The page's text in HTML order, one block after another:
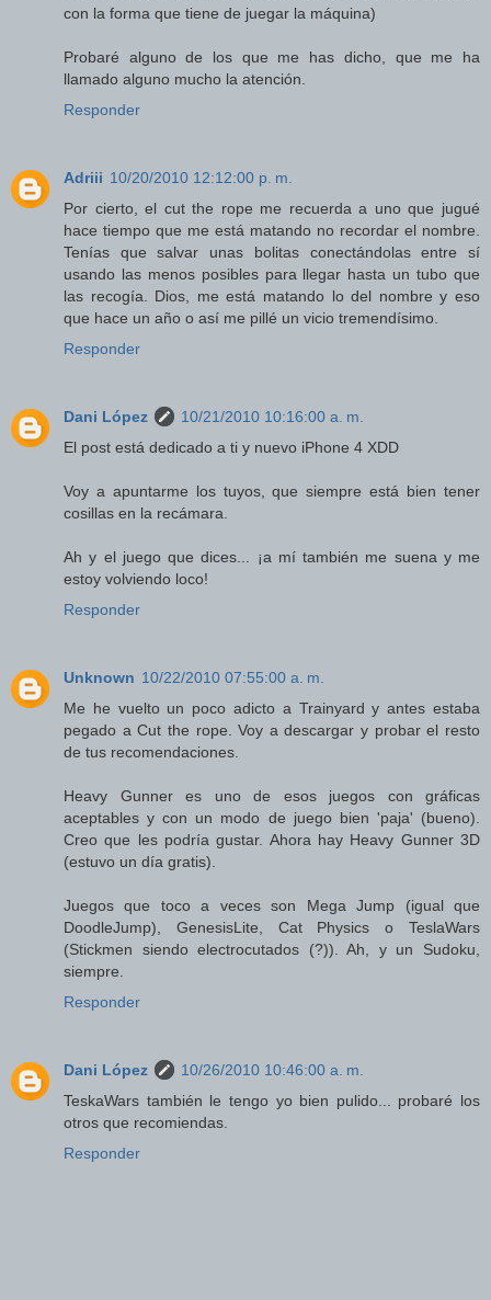
con la forma que tiene de juegar la máquina)
Probaré alguno de los que me has dicho, que me ha
llamado alguno mucho la atención.
Responder
Adriii 10/20/2010 12:12:00 p. m.
Por cierto, el cut the rope me recuerda a uno que jugué
hace tiempo que me está matando no recordar el nombre.
Tenías que salvar unas bolitas conectándolas entre sí
usando las menos posibles para llegar hasta un tubo que
las recogía. Dios, me está matando lo del nombre y eso
que hace un año o así me pillé un vicio tremendísimo.
Responder
Dani López
10/21/2010 10:16:00 a. m.
El post está dedicado a ti y nuevo iPhone 4 XDD
Voy a apuntarme los tuyos, que siempre está bien tener
cosillas en la recámara.
Ah y el juego que dices... ¡a mí también me suena y me
estoy volviendo loco!
Responder
Unknown 10/22/2010 07:55:00 a. m.
Me he vuelto un poco adicto a Trainyard y antes estaba
pegado a Cut the rope. Voy a descargar y probar el resto
de tus recomendaciones.
Heavy Gunner es uno de esos juegos con gráficas
aceptables y con un modo de juego bien 'paja' (bueno).
Creo que les podría gustar. Ahora hay Heavy Gunner 3D
(estuvo un día gratis).
Juegos que toco a veces son Mega Jump (igual que
DoodleJump), GenesisLite, Cat Physics o TeslaWars
(Stickmen siendo electrocutados (?)). Ah, y un Sudoku,
siempre.
Responder
Dani López
10/26/2010 10:46:00 a. m.
TeskaWars también le tengo yo bien pulido... probaré los
otros que recomiendas.
Responder